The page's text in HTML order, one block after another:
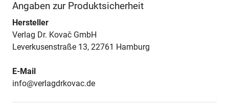
Angaben zur Produktsicherheit
Hersteller
Verlag Dr. Kovač GmbH
Leverkusenstraße 13, 22761 Hamburg
E-Mail
info@verlagdrkovac.de